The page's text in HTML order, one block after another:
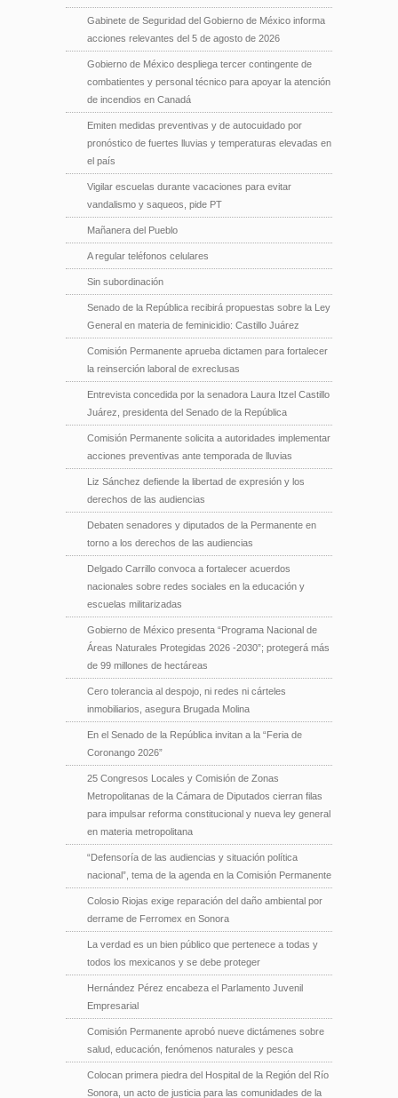
Gabinete de Seguridad del Gobierno de México informa
acciones relevantes del 5 de agosto de 2026
Gobierno de México despliega tercer contingente de
combatientes y personal técnico para apoyar la atención
de incendios en Canadá
Emiten medidas preventivas y de autocuidado por
pronóstico de fuertes lluvias y temperaturas elevadas en
el país
Vigilar escuelas durante vacaciones para evitar
vandalismo y saqueos, pide PT
Mañanera del Pueblo
A regular teléfonos celulares
Sin subordinación
Senado de la República recibirá propuestas sobre la Ley
General en materia de feminicidio: Castillo Juárez
Comisión Permanente aprueba dictamen para fortalecer
la reinserción laboral de exreclusas
Entrevista concedida por la senadora Laura Itzel Castillo
Juárez, presidenta del Senado de la República
Comisión Permanente solicita a autoridades implementar
acciones preventivas ante temporada de lluvias
Liz Sánchez defiende la libertad de expresión y los
derechos de las audiencias
Debaten senadores y diputados de la Permanente en
torno a los derechos de las audiencias
Delgado Carrillo convoca a fortalecer acuerdos
nacionales sobre redes sociales en la educación y
escuelas militarizadas
Gobierno de México presenta “Programa Nacional de
Áreas Naturales Protegidas 2026 -2030”; protegerá más
de 99 millones de hectáreas
Cero tolerancia al despojo, ni redes ni cárteles
inmobiliarios, asegura Brugada Molina
En el Senado de la República invitan a la “Feria de
Coronango 2026”
25 Congresos Locales y Comisión de Zonas
Metropolitanas de la Cámara de Diputados cierran filas
para impulsar reforma constitucional y nueva ley general
en materia metropolitana
“Defensoría de las audiencias y situación política
nacional”, tema de la agenda en la Comisión Permanente
Colosio Riojas exige reparación del daño ambiental por
derrame de Ferromex en Sonora
La verdad es un bien público que pertenece a todas y
todos los mexicanos y se debe proteger
Hernández Pérez encabeza el Parlamento Juvenil
Empresarial
Comisión Permanente aprobó nueve dictámenes sobre
salud, educación, fenómenos naturales y pesca
Colocan primera piedra del Hospital de la Región del Río
Sonora, un acto de justicia para las comunidades de la